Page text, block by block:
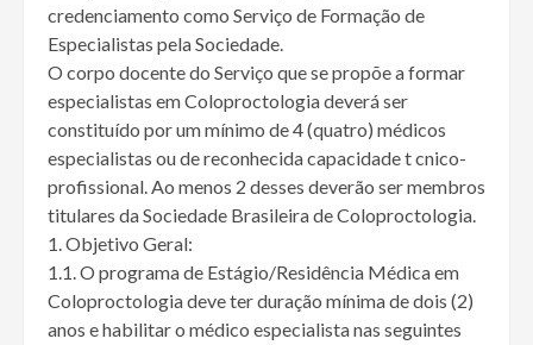
credenciamento como Serviço de Formação de
Especialistas pela Sociedade.
O corpo docente do Serviço que se propõe a formar
especialistas em Coloproctologia deverá ser
constituído por um mínimo de 4 (quatro) médicos
especialistas ou de reconhecida capacidade t cnico-
profissional. Ao menos 2 desses deverão ser membros
titulares da Sociedade Brasileira de Coloproctologia.
1. Objetivo Geral:
1.1. O programa de Estágio/Residência Médica em
Coloproctologia deve ter duração mínima de dois (2)
anos e habilitar o médico especialista nas seguintes